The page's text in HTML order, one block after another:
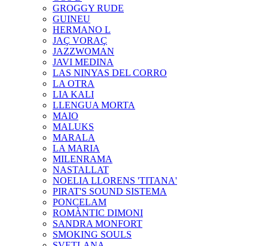
GROGGY RUDE
GUINEU
HERMANO L
JAÇ VORAÇ
JAZZWOMAN
JAVI MEDINA
LAS NINYAS DEL CORRO
LA OTRA
LIA KALI
LLENGUA MORTA
MAIO
MALUKS
MARALA
LA MARIA
MILENRAMA
NASTALLAT
NOELIA LLORENS 'TITANA'
PIRAT'S SOUND SISTEMA
PONCELAM
ROMÀNTIC DIMONI
SANDRA MONFORT
SMOKING SOULS